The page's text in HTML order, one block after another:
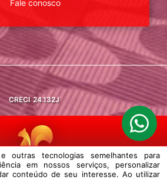
Fale conosco
CRECI 24.132J
PELAAGIL.NET
outras tecnologias semelhantes para
em nossos serviços, personalizar
conteúdo de seu interesse. Ao utilizar